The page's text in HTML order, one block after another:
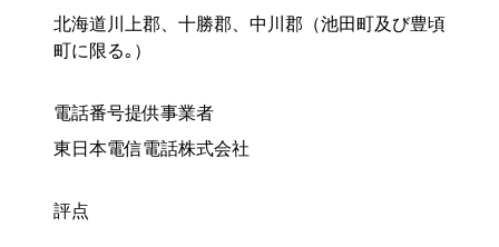
北海道川上郡、十勝郡、中川郡（池田町及び豊頃
町に限る｡）
電話番号提供事業者
東日本電信電話株式会社
評点